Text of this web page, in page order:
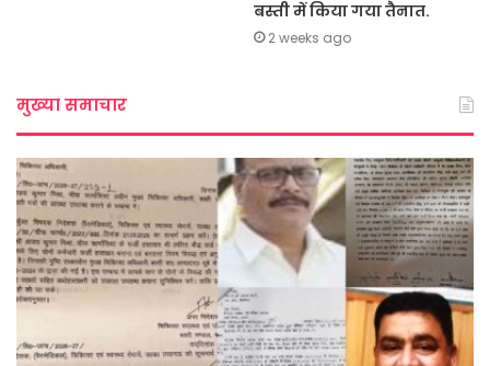
बस्ती में किया गया तैनात.
2 weeks ago
मुख्या समाचार